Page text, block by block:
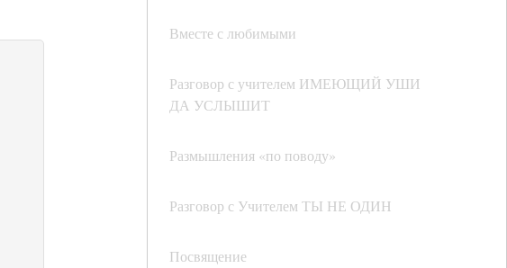
Вместе с любимыми
Разговор с учителем ИМЕЮЩИЙ УШИ
ДА УСЛЫШИТ
Размышления «по поводу»
Разговор с Учителем ТЫ НЕ ОДИН
Посвящение